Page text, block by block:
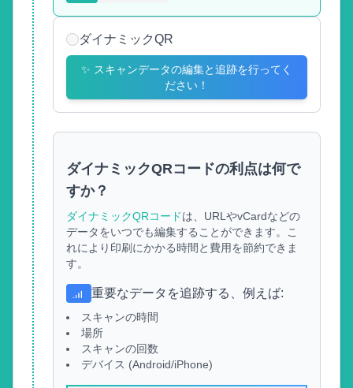
ダイナミックQR
✨ スキャンデータの編集と追跡を行ってく
ださい！
ダイナミックQRコードの利点は何で
すか？
ダイナミックQRコードは、URLやvCardなどの
データをいつでも編集することができます。こ
れにより印刷にかかる時間と費用を節約できま
す。
重要なデータを追跡する、例えば:
スキャンの時間
場所
スキャンの回数
デバイス (Android/iPhone)